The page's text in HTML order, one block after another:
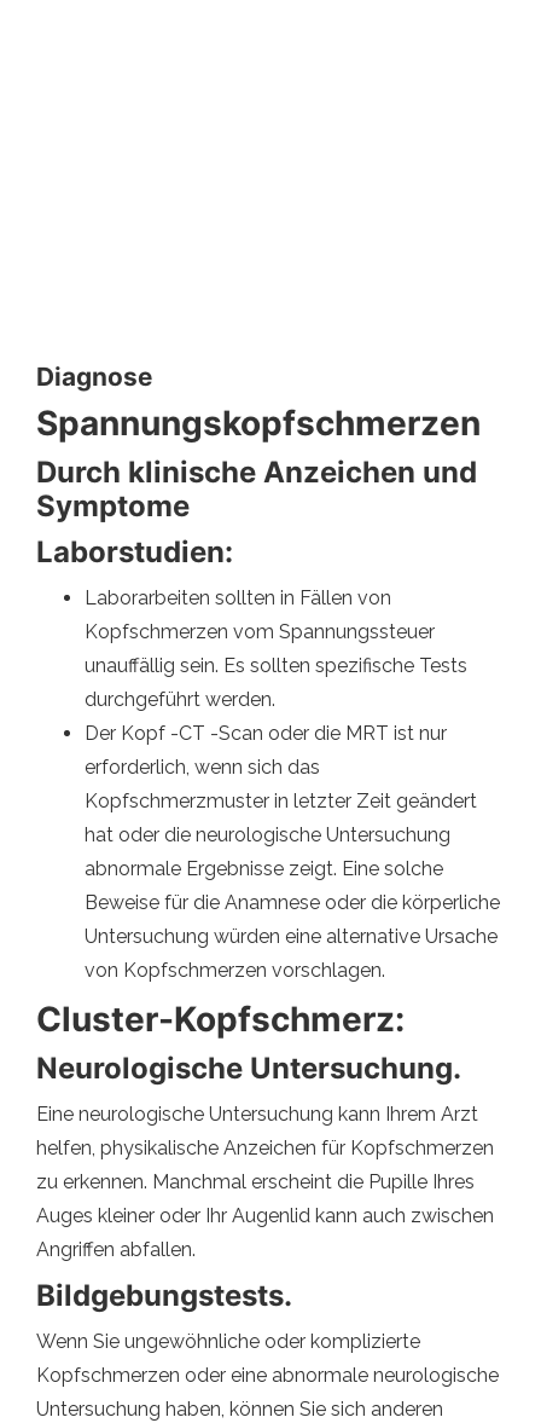
Diagnose
Spannungskopfschmerzen
Durch klinische Anzeichen und
Symptome
Laborstudien:
Laborarbeiten sollten in Fällen von
Kopfschmerzen vom Spannungssteuer
unauffällig sein. Es sollten spezifische Tests
durchgeführt werden.
Der Kopf -CT -Scan oder die MRT ist nur
erforderlich, wenn sich das
Kopfschmerzmuster in letzter Zeit geändert
hat oder die neurologische Untersuchung
abnormale Ergebnisse zeigt. Eine solche
Beweise für die Anamnese oder die körperliche
Untersuchung würden eine alternative Ursache
von Kopfschmerzen vorschlagen.
Cluster-Kopfschmerz:
Neurologische Untersuchung.
Eine neurologische Untersuchung kann Ihrem Arzt
helfen, physikalische Anzeichen für Kopfschmerzen
zu erkennen. Manchmal erscheint die Pupille Ihres
Auges kleiner oder Ihr Augenlid kann auch zwischen
Angriffen abfallen.
Bildgebungstests.
Wenn Sie ungewöhnliche oder komplizierte
Kopfschmerzen oder eine abnormale neurologische
Untersuchung haben, können Sie sich anderen